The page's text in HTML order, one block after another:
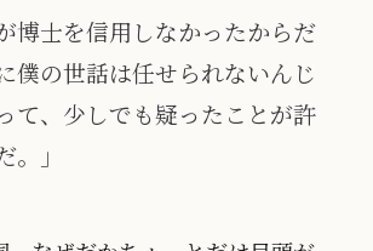
博士を信用しなかったからだ
僕の世話は任せられないんじ
て、少しでも疑ったことが許
。」